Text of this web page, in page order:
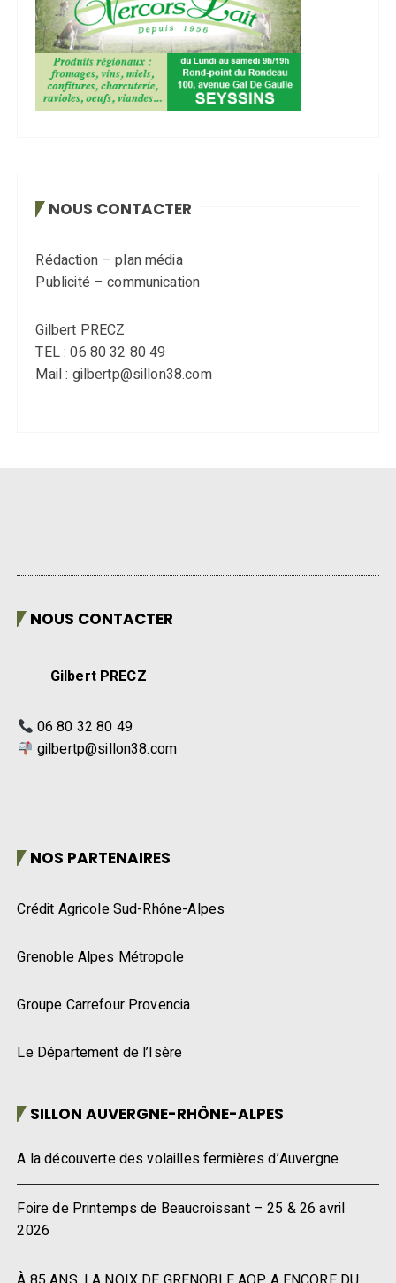
NOUS CONTACTER
Rédaction – plan média
Publicité – communication
Gilbert PRECZ
TEL : 06 80 32 80 49
Mail : gilbertp@sillon38.com
NOUS CONTACTER
Gilbert PRECZ
06 80 32 80 49
gilbertp@sillon38.com
NOS PARTENAIRES
Crédit Agricole Sud-Rhône-Alpes
Grenoble Alpes Métropole
Groupe Carrefour Provencia
Le Département de l’Isère
SILLON AUVERGNE-RHÔNE-ALPES
A la découverte des volailles fermières d’Auvergne
Foire de Printemps de Beaucroissant – 25 & 26 avril
2026